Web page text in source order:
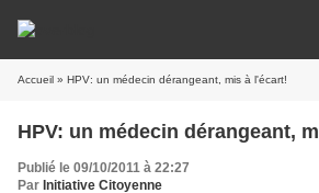
Accueil » HPV: un médecin dérangeant, mis à l'écart!
HPV: un médecin dérangeant,
Publié le 09/10/2011 à 22:27
Par Initiative Citoyenne